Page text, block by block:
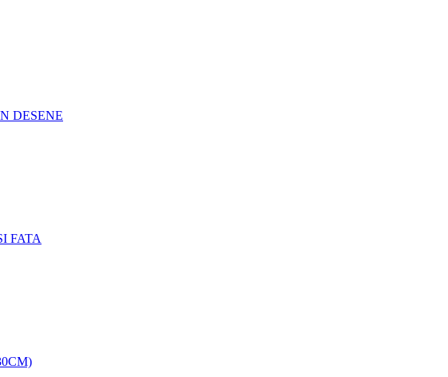
DESENE
FATA